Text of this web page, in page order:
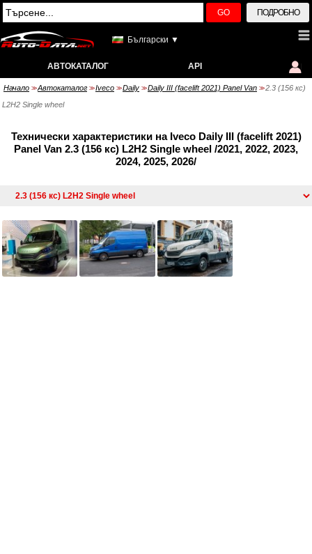
GO ПОДРОБНО
Български ▼
АВТОКАТАЛОГ API
Начало >> Автокаталог >> Iveco >> Daily >> Daily III (facelift 2021) Panel Van >> 2.3 (156 кс)
L2H2 Single wheel
Технически характеристики на Iveco Daily III (facelift 2021)
Panel Van 2.3 (156 кс) L2H2 Single wheel /2021, 2022, 2023,
2024, 2025, 2026/